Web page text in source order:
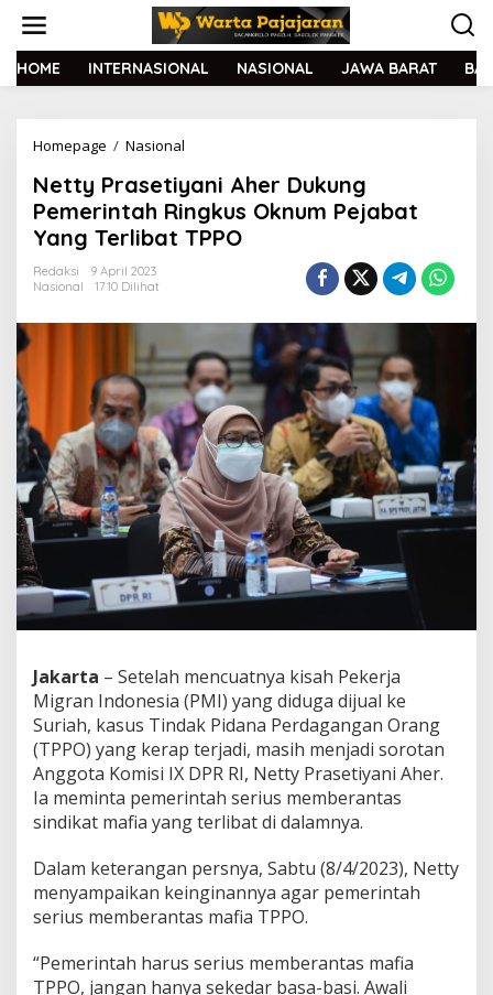
t
HOME INTERNASIONAL NASIONAL JAWA BARAT
Homepage / Nasional
t
t
y
P
e
i
y
a
n
i
A
h
e
r
D
u
k
u
e
m
e
i
n
t
a
h
i
n
g
u
Netty Prasetiyani Aher Dukung
Pemerintah Ringkus Oknum Pejabat
Yang Terlibat TPPO
Redaksi
9 April 2023
Nasional
1710 Dilihat
Jakarta – Setelah mencuatnya kisah Pekerja
Migran Indonesia (PMI) yang diduga dijual ke
Suriah, kasus Tindak Pidana Perdagangan Orang
(TPPO) yang kerap terjadi, masih menjadi sorotan
Anggota Komisi IX DPR RI, Netty Prasetiyani Aher.
Ia meminta pemerintah serius memberantas
sindikat mafia yang terlibat di dalamnya.
Dalam keterangan persnya, Sabtu (8/4/2023), Netty
menyampaikan keinginannya agar pemerintah
serius memberantas mafia TPPO.
“Pemerintah harus serius memberantas mafia
TPPO, jangan hanya sekedar basa-basi. Awali